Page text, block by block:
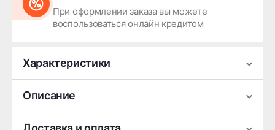
При оформлении заказа вы можете
воспользоваться онлайн кредитом
Характеристики
Производитель
Ширина
8
Диаметр
18
Описание
Легковой литой колёсный диск Replay HV64